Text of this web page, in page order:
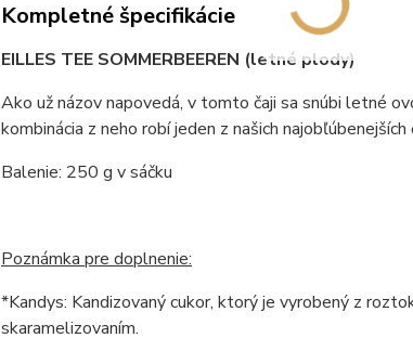
Kompletné špecifikácie
EILLES TEE SOMMERBEEREN (letné plody)
Ako už názov napovedá, v tomto čaji sa snúbi letné
kombinácia z neho robí jeden z našich
Balenie: 250 g v sáčku
Poznámka pre doplnenie:
*Kandys: Kandizovaný cukor, ktorý je vyrobený z
skaramelizovaním.